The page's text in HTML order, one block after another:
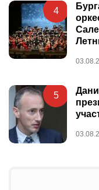
4
5